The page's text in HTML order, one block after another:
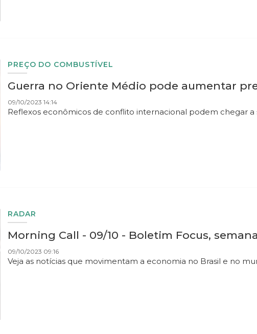
PREÇO DO COMBUSTÍVEL
Guerra no Oriente Médio pode aumentar
09/10/2023 14:14
Reflexos econômicos de conflito internacional podem chegar a
RADAR
Morning Call - 09/10 - Boletim Focus,
09/10/2023 09:16
Veja as notícias que movimentam a economia no Brasil e no